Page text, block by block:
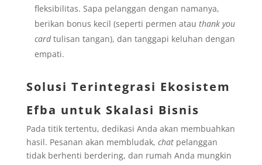
fleksibilitas. Sapa pelanggan dengan namanya,
berikan bonus kecil (seperti permen atau thank you
cardtulisan tangan), dan tanggapi keluhan dengan
empati.
Solusi Terintegrasi Ekosistem
Efba untuk Skalasi Bisnis
Pada titik tertentu, dedikasi Anda akan membuahkan
hasil. Pesanan akan membludak, chatpelanggan
tidak berhenti berdering, dan rumah Anda mungkin